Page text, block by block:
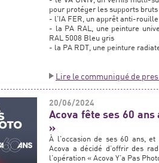
pour protéger les supports bruts
- l’IA FER, un apprêt anti-
- la PA RAL, une peinture
RAL 5008 Bleu gris
- la PA RDT, une peinture
Lire le communiqué de
20/06/2024
Acova fête ses 60 ans
»
À l’occasion de ses 60 ans,
Acova a décidé d’offrir des
l’opération « Acova Y’a Pas